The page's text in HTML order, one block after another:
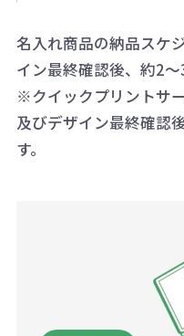
AM10:00～
除く平日）
一方、数量
い場合は、
代の基本料
商品や印
ので、予
例：200個
200個
お急ぎの場
大限努力い
詳細はこ
配送につい
名入れ商品の納品スケ
イン最終確認後、約2～
※クイックプリントサ
及びデザイン最終確認
す。